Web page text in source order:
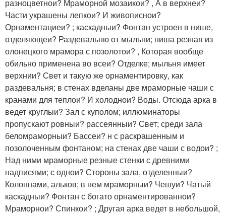
разноцветнои? Мраморной мозаикои? , А в верхнеи?
Части украшены лепкои? И живописнои?
Орнаментациеи? ; каскадныи? Фонтан устроен в нише,
отделяющеи? Раздевальню от мыльни; ниша резная из
олонецкого мрамора с позолотои? , Которая вообще
обильно применена во всеи? Отделке; мыльня имеет
верхнии? Свет и такую же орнаментировку, как
раздевальня; в стенах вделаны две мраморные чаши с
кранами для теплои? И холоднои? Воды. Отсюда арка в
ведет круглыи? Зал с куполом; иллюминаторы
пропускают ровныи? рассеянныи? Свет; среди зала
беломраморныи? Бассеи? н с раскрашенным и
позолоченным фонтаном; на стенах две чаши с водои? ;
Над ними мраморные резные стенки с древними
надписями; с однои? Стороны зала, отделенныи?
Колоннами, альков; в нем мраморныи? Чешуи? Чатый
каскадныи? Фонтан с богато орнаментированнои?
Мраморнои? Спинкои? ; Другая арка ведет в небольшой,